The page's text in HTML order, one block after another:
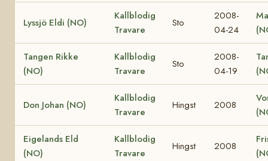
Lyssjö Eldi (NO)
Kallblodig
Travare
Sto
2008-
04-24
Tangen Rikke
(NO)
Kallblodig
Travare
Sto
2008-
04-19
Don Johan (NO)
Kallblodig
Travare
Hingst 2008
Eigelands Eld
(NO)
Kallblodig
Travare
Hingst 2008